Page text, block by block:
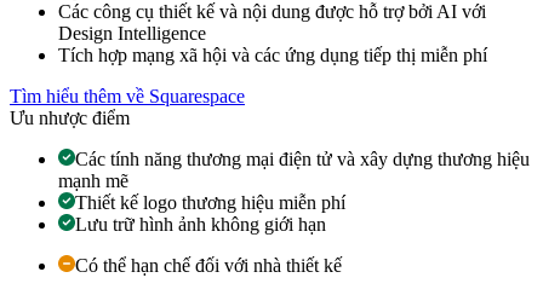
Các công cụ thiết kế và nội dung được hỗ trợ bởi AI với
Design Intelligence
Tích hợp mạng xã hội và các ứng dụng tiếp thị miễn phí
Tìm hiểu thêm về Squarespace
Ưu nhược điểm
Các tính năng thương mại điện tử và xây dựng thương hiệu
mạnh mẽ
Thiết kế logo thương hiệu miễn phí
Lưu trữ hình ảnh không giới hạn
Có thể hạn chế đối với nhà thiết kế